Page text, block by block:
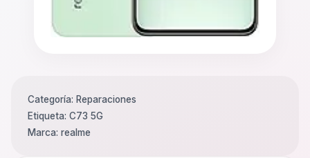
Categoría: Reparaciones
Etiqueta: C73 5G
Marca: realme